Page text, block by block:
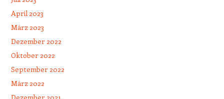
April 2023
März 2023
Dezember 2022
Oktober 2022
September 2022
März 2022